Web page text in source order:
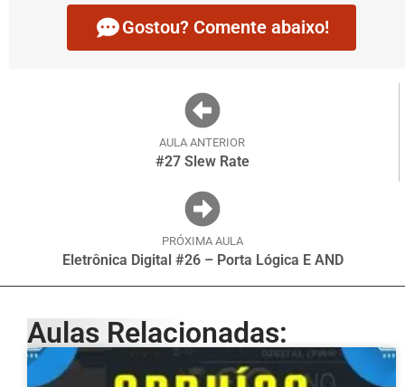
Gostou? Comente abaixo!
AULA ANTERIOR
#27 Slew Rate
PRÓXIMA AULA
Eletrônica Digital #26 – Porta Lógica E AND
Aulas Relacionadas: